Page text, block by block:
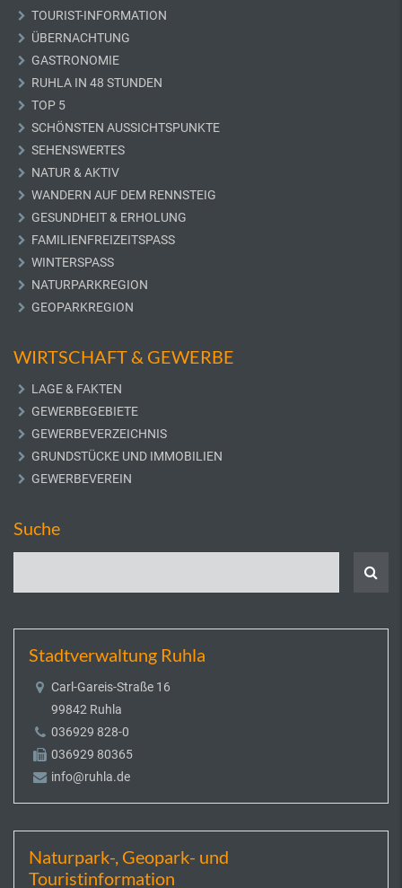
TOURIST-INFORMATION
ÜBERNACHTUNG
GASTRONOMIE
RUHLA IN 48 STUNDEN
TOP 5
SCHÖNSTEN AUSSICHTSPUNKTE
SEHENSWERTES
NATUR & AKTIV
WANDERN AUF DEM RENNSTEIG
GESUNDHEIT & ERHOLUNG
FAMILIENFREIZEITSPASS
WINTERSPASS
NATURPARKREGION
GEOPARKREGION
WIRTSCHAFT & GEWERBE
LAGE & FAKTEN
GEWERBEGEBIETE
GEWERBEVERZEICHNIS
GRUNDSTÜCKE UND IMMOBILIEN
GEWERBEVEREIN
Suche
Stadtverwaltung Ruhla
Carl-Gareis-Straße 16
99842 Ruhla
036929 828-0
036929 80365
info@ruhla.de
Naturpark-, Geopark- und
Touristinformation